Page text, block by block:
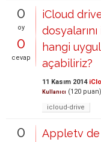
0
oy
0
cevap
iCloud
hangi
açabiliriz?
11 Kasım 2014
Kullanıcı (120 puan)
icloud-drive
0
Appletv